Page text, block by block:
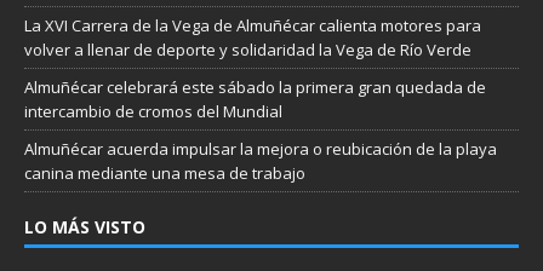
La XVI Carrera de la Vega de Almuñécar calienta motores para
volver a llenar de deporte y solidaridad la Vega de Río Verde
Almuñécar celebrará este sábado la primera gran quedada de
intercambio de cromos del Mundial
Almuñécar acuerda impulsar la mejora o reubicación de la playa
canina mediante una mesa de trabajo
LO MÁS VISTO